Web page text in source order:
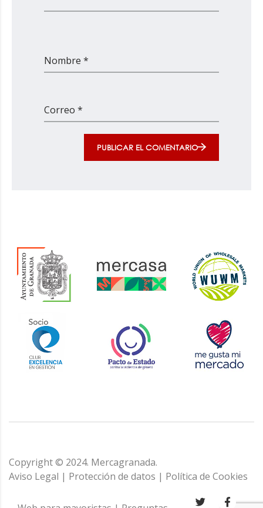
Nombre *
Correo *
PUBLICAR EL COMENTARIO
Copyright © 2024. Mercagranada.
Aviso Legal | Protección de datos | Política de Cookies